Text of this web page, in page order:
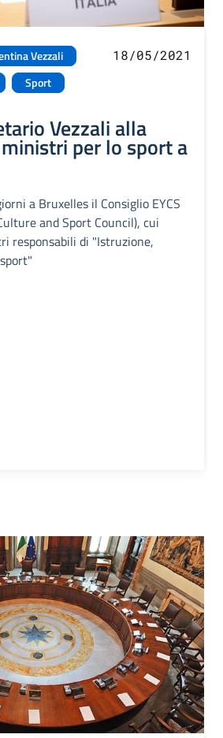
Vezzali
Sport
18/05/2021
Vezzali alla
per lo sport a
a Bruxelles il Consiglio EYCS
and Sport Council), cui
responsabili di "Istruzione,